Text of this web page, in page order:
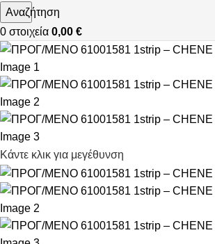
Αναζήτηση
0 στοιχεία 0,00 €
Κάντε κλικ για μεγέθυνση